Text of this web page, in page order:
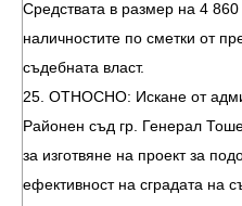
Средствата в размер на 4 860
наличностите по сметки от
съдебната власт.
25. ОТНОСНО: Искане от
Районен съд гр. Генерал
за изготвяне на проект за
ефективност на сградата на